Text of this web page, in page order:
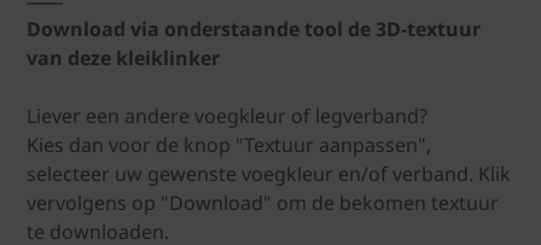
Download via onderstaande tool de 3D-textuur
van deze kleiklinker
Liever een andere voegkleur of legverband?
Kies dan voor de knop "Textuur aanpassen",
selecteer uw gewenste voegkleur en/of verband. Klik
vervolgens op "Download" om de bekomen textuur
te downloaden.